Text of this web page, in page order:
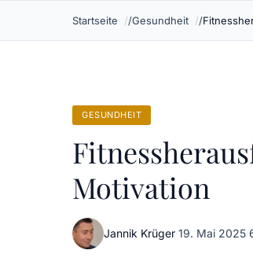
Startseite Gesundheit
GESUNDHEIT
Motivation
Jannik Krüger·19. Mai 2025·